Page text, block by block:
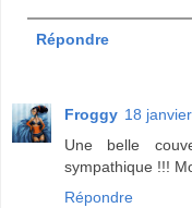
Répondre
Froggy 18
Une belle
sympathique !!!
Répondre